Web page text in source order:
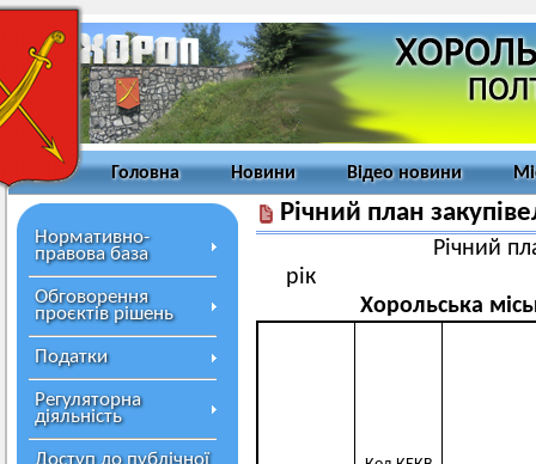
Головна Новини Відео новини
Нормативно-
правова база
Обговорення
проєктів рішень
Податки
Регуляторна
діяльність
Доступ до публічної
Річний план
Річний
Хорольська